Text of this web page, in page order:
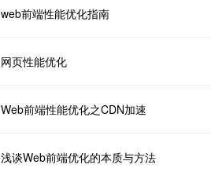
web前端性能优化指南
网页性能优化
Web前端性能优化之CDN加速
浅谈Web前端优化的本质与方法